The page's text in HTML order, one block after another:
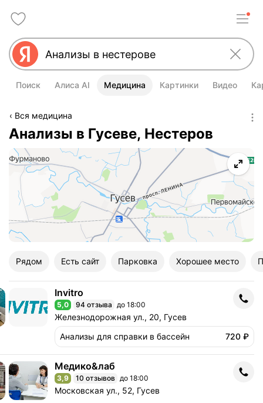
Поиск Алиса AI Медицина Картинки Видео
Вся медицина
Анализы в Гусеве, Нестеров
Рядом Есть сайт Парковка Хорошее место
Invitro
Рейтинг 5,0 из 5
5,0 94 отзыва до 18:00
Адрес: Железнодорожная ул., 20, Гусев .
Железнодорожная ул., 20, Гусев
Анализы для справки в бассейн
720 ₽
Медико&лабМедико&лаб
Рейтинг 3,9 из 5
3,9 10 отзывов до 18:00
Адрес: Московская ул., 52, Гусев .
Московская ул., 52, Гусев